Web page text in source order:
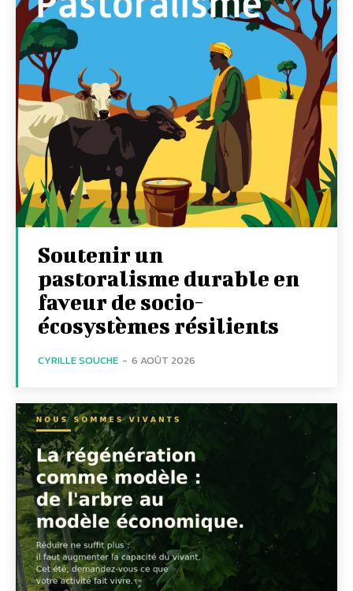
Soutenir un
pastoralisme durable en
faveur de socio-
écosystèmes résilients
CYRILLE SOUCHE - 6 AOÛT 2026